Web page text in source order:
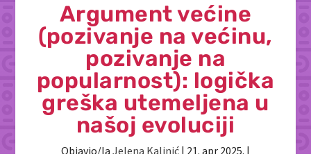
Argument većine
(pozivanje na većinu,
pozivanje na
popularnost): logička
greška utemeljena u
našoj evoluciji
Objavio/la Jelena Kalinić | 21. apr 2025. |